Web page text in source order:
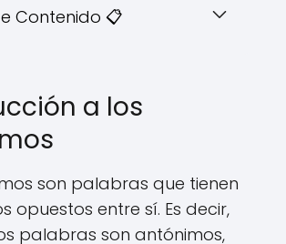
Contenido 📋
a los
son palabras que tienen
opuestos entre sí. Es decir,
palabras son antónimos,